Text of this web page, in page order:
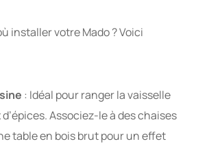
installer votre Mado ? Voici
: Idéal pour ranger la vaisselle
Associez-le à des chaises
table en bois brut pour un effet